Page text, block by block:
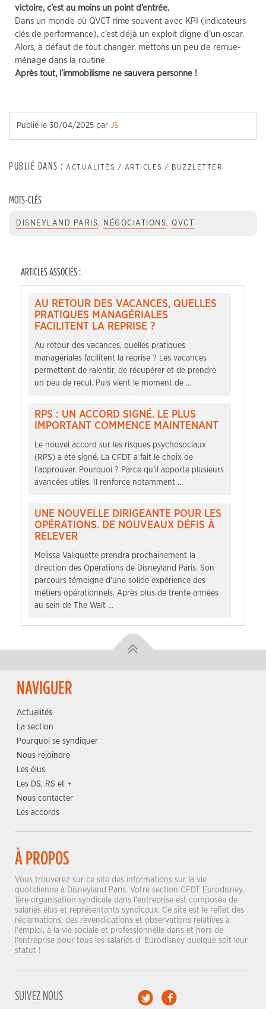
victoire, c’est au moins un point d’entrée.
Dans un monde où QVCT rime souvent avec KPI (indicateurs
clés de performance), c’est déjà un exploit digne d’un oscar.
Alors, à défaut de tout changer, mettons un peu de remue-
ménage dans la routine.
Après tout, l’immobilisme ne sauvera personne !
Publié le 30/04/2025 par JS
PUBLIÉ DANS : ACTUALITÉS / ARTICLES / BUZZLETTER
MOTS-CLÉS
DISNEYLAND PARIS, NÉGOCIATIONS, QVCT
ARTICLES ASSOCIÉS :
AU RETOUR DES VACANCES, QUELLES
PRATIQUES MANAGÉRIALES
FACILITENT LA REPRISE ?
Au retour des vacances, quelles pratiques
managériales facilitent la reprise ? Les vacances
permettent de ralentir, de récupérer et de prendre
un peu de recul. Puis vient le moment de …
RPS : UN ACCORD SIGNÉ. LE PLUS
IMPORTANT COMMENCE MAINTENANT
Le nouvel accord sur les risques psychosociaux
(RPS) a été signé. La CFDT a fait le choix de
l’approuver. Pourquoi ? Parce qu’il apporte plusieurs
avancées utiles. Il renforce notamment …
UNE NOUVELLE DIRIGEANTE POUR LES
OPÉRATIONS. DE NOUVEAUX DÉFIS À
RELEVER
Melissa Valiquette prendra prochainement la
direction des Opérations de Disneyland Paris. Son
parcours témoigne d’une solide expérience des
métiers opérationnels. Après plus de trente années
au sein de The Walt …
NAVIGUER
Actualités
La section
Pourquoi se syndiquer
Nous rejoindre
Les élus
Les DS, RS et +
Nous contacter
Les accords
À PROPOS
Vous trouverez sur ce site des informations sur la vie
quotidienne à Disneyland Paris. Votre section CFDT Eurodisney,
1ère organisation syndicale dans l'entreprise est composée de
salariés élus et représentants syndicaux. Ce site est le reflet des
réclamations, des revendications et observations relatives à
l'emploi, à la vie sociale et professionnelle dans et hors de
l'entreprise pour tous les salariés d' Eurodisney quelque soit leur
statut !
SUIVEZ NOUS